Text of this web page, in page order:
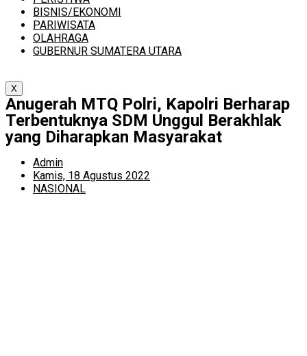
BISNIS/EKONOMI
PARIWISATA
OLAHRAGA
GUBERNUR SUMATERA UTARA
X
Anugerah MTQ Polri, Kapolri Berharap
Terbentuknya SDM Unggul Berakhlak
yang Diharapkan Masyarakat
Admin
Kamis, 18 Agustus 2022
NASIONAL